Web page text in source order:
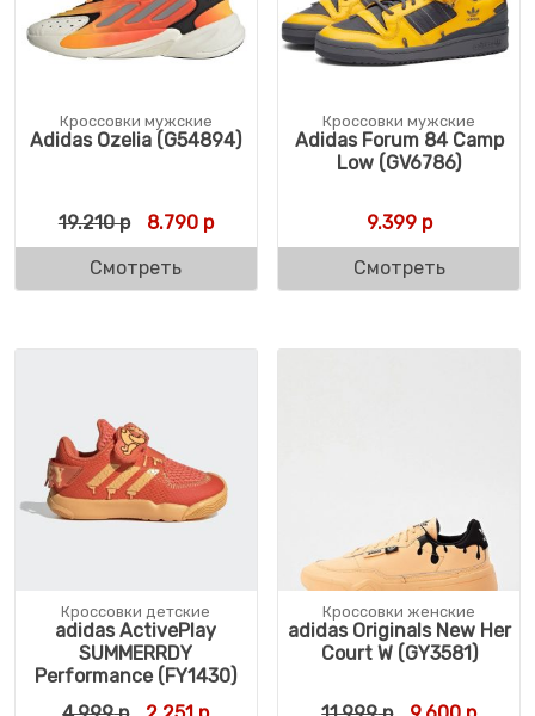
Кроссовки мужские
Adidas Ozelia (G54894)
19.210р Первоначальная цена составляла 19.210
8.790рТекущая цена: 8.790 р.
Смотреть
Кроссовки мужские
Adidas Forum 84 Camp
Low (GV6786)
9.399р
Смотреть
Кроссовки детские
adidas ActivePlay
SUMMERRDY
Performance (FY1430)
Кроссовки женские
adidas Originals New Her
Court W (GY3581)